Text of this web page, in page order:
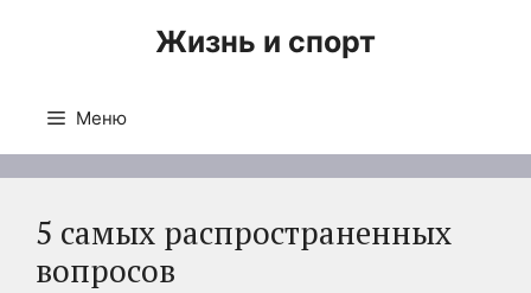
Жизнь и спорт
Меню
5 самых распространенных
вопросов